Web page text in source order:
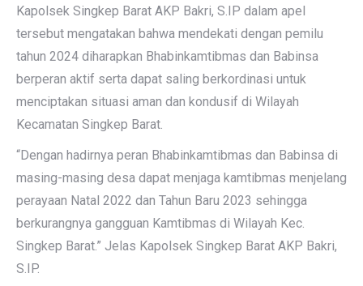
Kapolsek Singkep Barat AKP Bakri, S.IP dalam apel
tersebut mengatakan bahwa mendekati dengan pemilu
tahun 2024 diharapkan Bhabinkamtibmas dan Babinsa
berperan aktif serta dapat saling berkordinasi untuk
menciptakan situasi aman dan kondusif di Wilayah
Kecamatan Singkep Barat.
“Dengan hadirnya peran Bhabinkamtibmas dan Babinsa di
masing-masing desa dapat menjaga kamtibmas menjelang
perayaan Natal 2022 dan Tahun Baru 2023 sehingga
berkurangnya gangguan Kamtibmas di Wilayah Kec.
Singkep Barat.” Jelas Kapolsek Singkep Barat AKP Bakri,
S.IP.